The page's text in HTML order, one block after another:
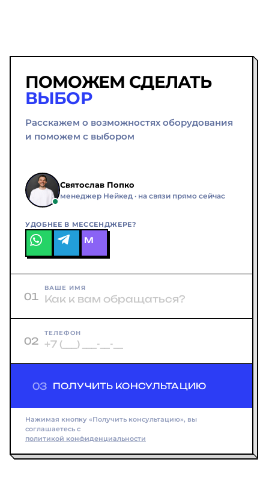
ПОМОЖЕМ СДЕЛАТЬ
ВЫБОР
Расскажем о возможностях оборудования
и поможем с выбором
Святослав Попко
менеджер Нейкед · на связи прямо сейчас
УДОБНЕЕ В МЕССЕНДЖЕРЕ?
M
01
ВАШЕ ИМЯ
02
ТЕЛЕФОН
03 ПОЛУЧИТЬ КОНСУЛЬТАЦИЮ
Нажимая кнопку «Получить консультацию», вы
соглашаетесь с
политикой конфиденциальности